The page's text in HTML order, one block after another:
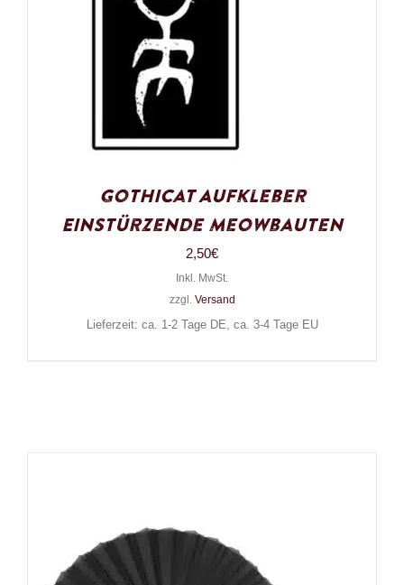
Gothicat Aufkleber
Einstürzende Meowbauten
2,50€
Inkl. MwSt.
zzgl. Versand
Lieferzeit: ca. 1-2 Tage DE, ca. 3-4 Tage EU